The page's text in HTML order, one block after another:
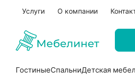
Услуги О компании
ГостиныеСпальниДетская